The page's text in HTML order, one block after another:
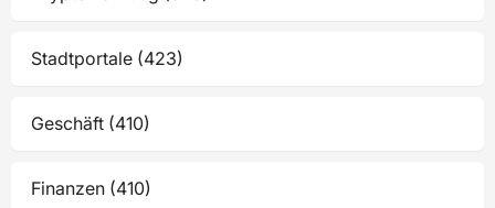
Stadtportale (423)
Geschäft (410)
Finanzen (410)